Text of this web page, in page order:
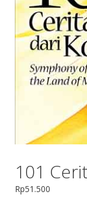
101
Rp51.500